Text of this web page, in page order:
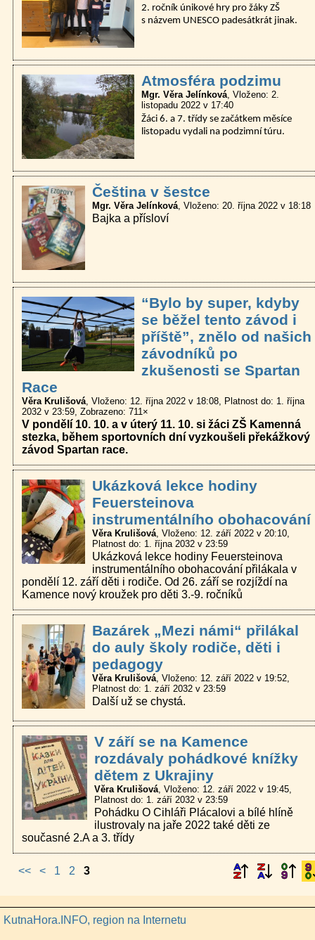
2. ročník únikové hry pro žáky ZŠ
s názvem UNESCO padesátkrát jinak.
Atmosféra podzimu
Mgr. Věra Jelínková Vloženo: 2.
listopadu 2022 v 17:40
Žáci 6. a 7. třídy se začátkem měsíce
listopadu vydali na podzimní túru.
Čeština v šestce
Mgr. Věra Jelínková Vloženo: 20. října 2022 v 18:18
Bajka a přísloví
“Bylo by super, kdyby
se běžel tento závod i
příště”, znělo od našich
závodníků po
zkušenosti se Spartan
Race
Věra Krulišová Vloženo: 12. října 2022 v 18:08 Platnost do: 1. října
2032 v 23:59 Zobrazeno: 711×
V pondělí 10. 10. a v úterý 11. 10. si žáci ZŠ Kamenná
stezka, během sportovních dní vyzkoušeli překážkový
závod Spartan race.
Ukázková lekce hodiny
Feuersteinova
instrumentálního obohacování
Věra Krulišová Vloženo: 12. září 2022 v 20:10
Platnost do: 1. října 2032 v 23:59
Ukázková lekce hodiny Feuersteinova
instrumentálního obohacování přilákala v
pondělí 12. září děti i rodiče. Od 26. září se rozjíždí na
Kamence nový kroužek pro děti 3.-9. ročníků
Bazárek „Mezi námi“ přilákal
do auly školy rodiče, děti i
pedagogy
Věra Krulišová Vloženo: 12. září 2022 v 19:52
Platnost do: 1. září 2032 v 23:59
Další už se chystá.
V září se na Kamence
rozdávaly pohádkové knížky
dětem z Ukrajiny
Věra Krulišová Vloženo: 12. září 2022 v 19:45
Platnost do: 1. září 2032 v 23:59
Pohádku O Cihláři Plácalovi a bílé hlíně
ilustrovaly na jaře 2022 také děti ze
současné 2.A a 3. třídy
<< < 1 2 3
KutnaHora.INFO, region na Internetu